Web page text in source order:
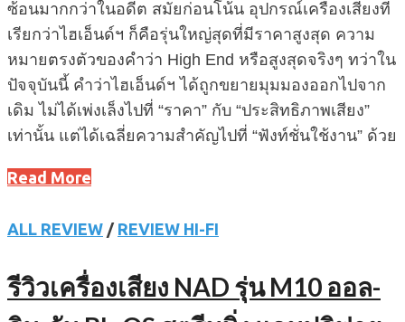
ซ้อนมากกว่าในอดีต สมัยก่อนโน้น อุปกรณ์เครื่องเสียงที่
เรียกว่าไฮเอ็นด์ฯ ก็คือรุ่นใหญ่สุดที่มีราคาสูงสุด ความ
หมายตรงตัวของคำว่า High End หรือสูงสุดจริงๆ ทว่าใน
ปัจจุบันนี้ คำว่าไฮเอ็นด์ฯ ได้ถูกขยายมุมมองออกไปจาก
เดิม ไม่ได้เพ่งเล็งไปที่ “ราคา” กับ “ประสิทธิภาพเสียง”
เท่านั้น แต่ได้เฉลี่ยความสำคัญไปที่ “ฟังท์ชั่นใช้งาน” ด้วย
Read More
ALL REVIEW / REVIEW HI-FI
รีวิวเครื่องเสียง NAD รุ่น M10 ออล-